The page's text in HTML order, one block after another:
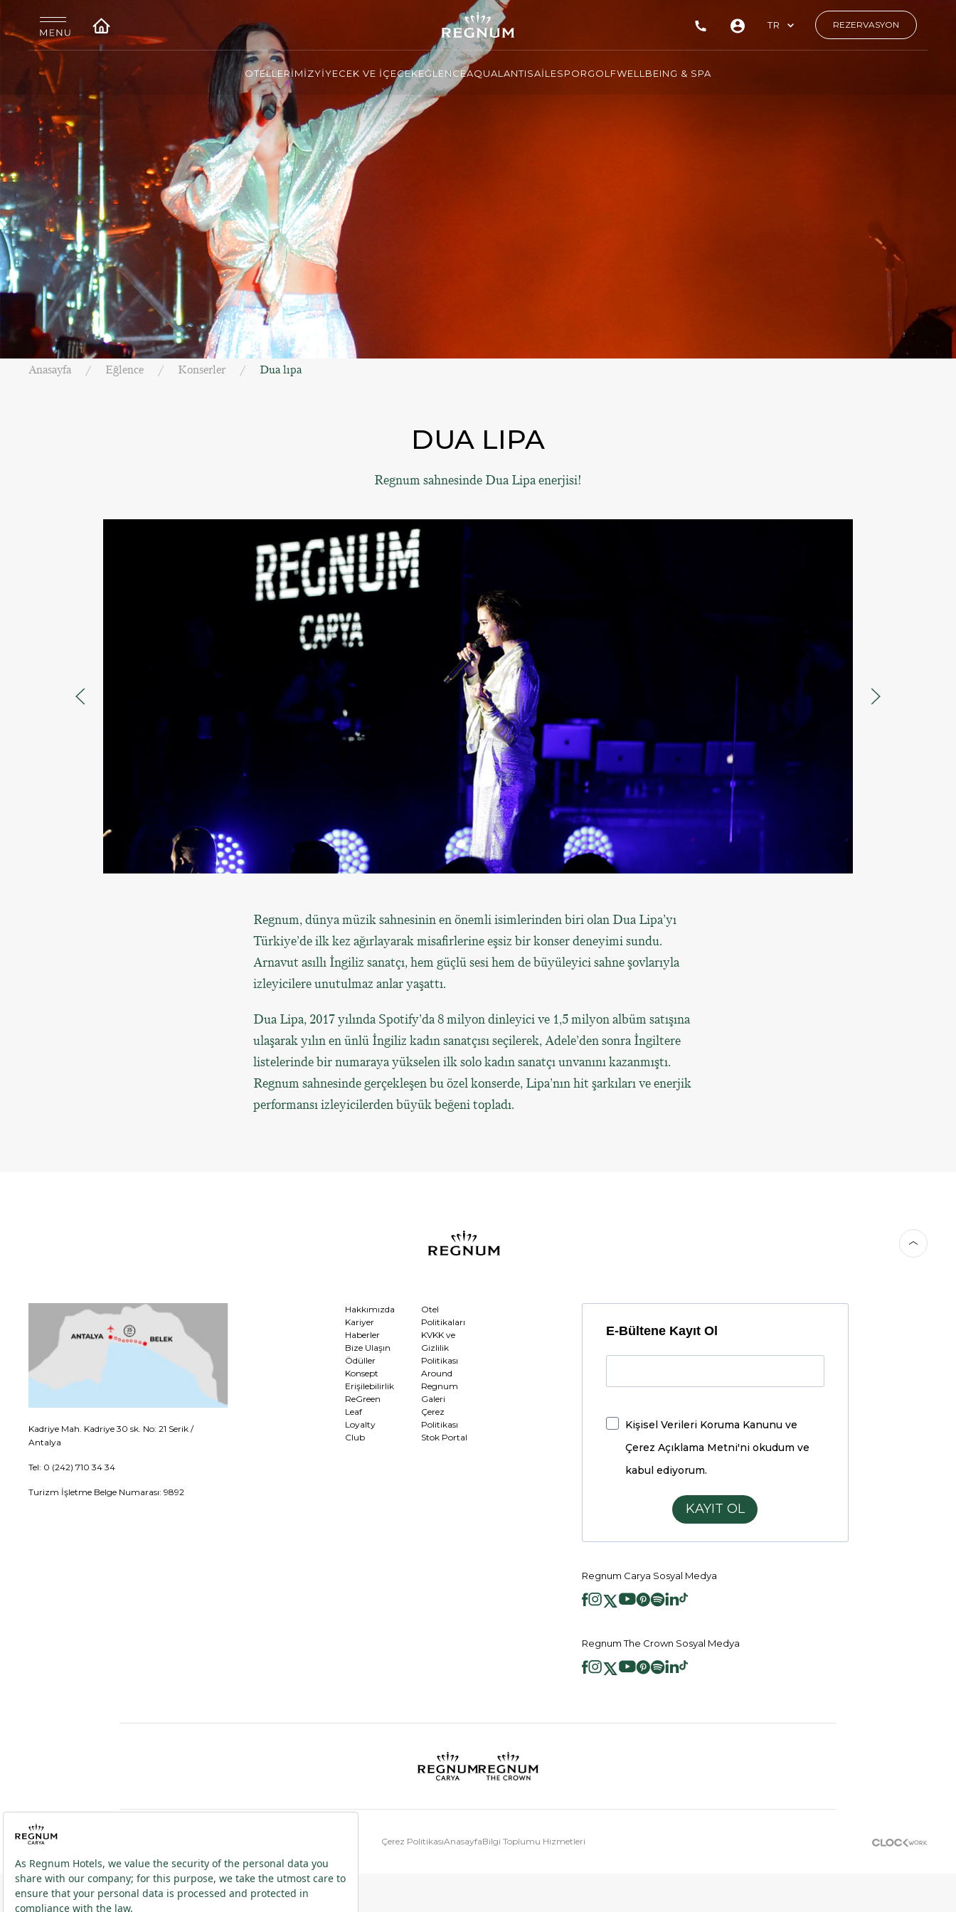
TR REZERVASYON
OTELLERİMİZYİYECEK VE İÇECEKEĞLENCEAQUALANTISAİLESPORGOLFWELLBEING & SPA
Anasayfa Eğlence Konserler Dua lıpa
DUA LIPA
Regnum sahnesinde Dua Lipa enerjisi!
Regnum, dünya müzik sahnesinin en önemli isimlerinden biri olan Dua Lipa’yı
Türkiye’de ilk kez ağırlayarak misafirlerine eşsiz bir konser deneyimi sundu.
Arnavut asıllı İngiliz sanatçı, hem güçlü sesi hem de büyüleyici sahne şovlarıyla
izleyicilere unutulmaz anlar yaşattı.
Dua Lipa, 2017 yılında Spotify’da 8 milyon dinleyici ve 1,5 milyon albüm satışına
ulaşarak yılın en ünlü İngiliz kadın sanatçısı seçilerek, Adele’den sonra İngiltere
listelerinde bir numaraya yükselen ilk solo kadın sanatçı unvanını kazanmıştı.
Regnum sahnesinde gerçekleşen bu özel konserde, Lipa’nın hit şarkıları ve enerjik
performansı izleyicilerden büyük beğeni topladı.
Kadriye Mah. Kadriye 30 sk. No: 21 Serik /
Antalya
Tel: 0 (242) 710 34 34
Turizm İşletme Belge Numarası: 9892
Hakkımızda
Kariyer
Haberler
Bize Ulaşın
Ödüller
Konsept
Erişilebilirlik
ReGreen
Leaf
Loyalty
Club
Otel
Politikaları
KVKK ve
Gizlilik
Politikası
Around
Regnum
Galeri
Çerez
Politikası
Stok Portal
E-Bültene Kayıt Ol
Kişisel Verileri Koruma Kanunu ve
Çerez Açıklama Metni'ni okudum ve
kabul ediyorum.
KAYIT OL
Regnum Carya Sosyal Medya
Regnum The Crown Sosyal Medya
2026 ® Regnum Hotels. Tüm hakları saklıdır. Çerez PolitikasıAnasayfaBilgi Toplumu Hizmetleri